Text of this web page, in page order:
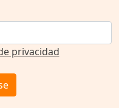
privacidad